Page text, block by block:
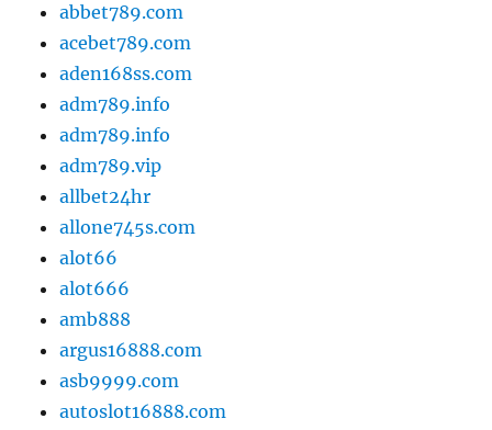
abbet789.com
acebet789.com
aden168ss.com
adm789.info
adm789.info
adm789.vip
allbet24hr
allone745s.com
alot66
alot666
amb888
argus16888.com
asb9999.com
autoslot16888.com